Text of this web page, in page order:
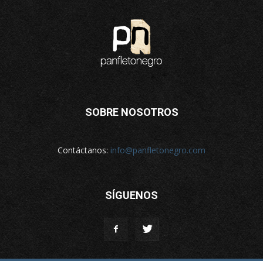
SOBRE NOSOTROS
Contáctanos: info@panfletonegro.com
SÍGUENOS